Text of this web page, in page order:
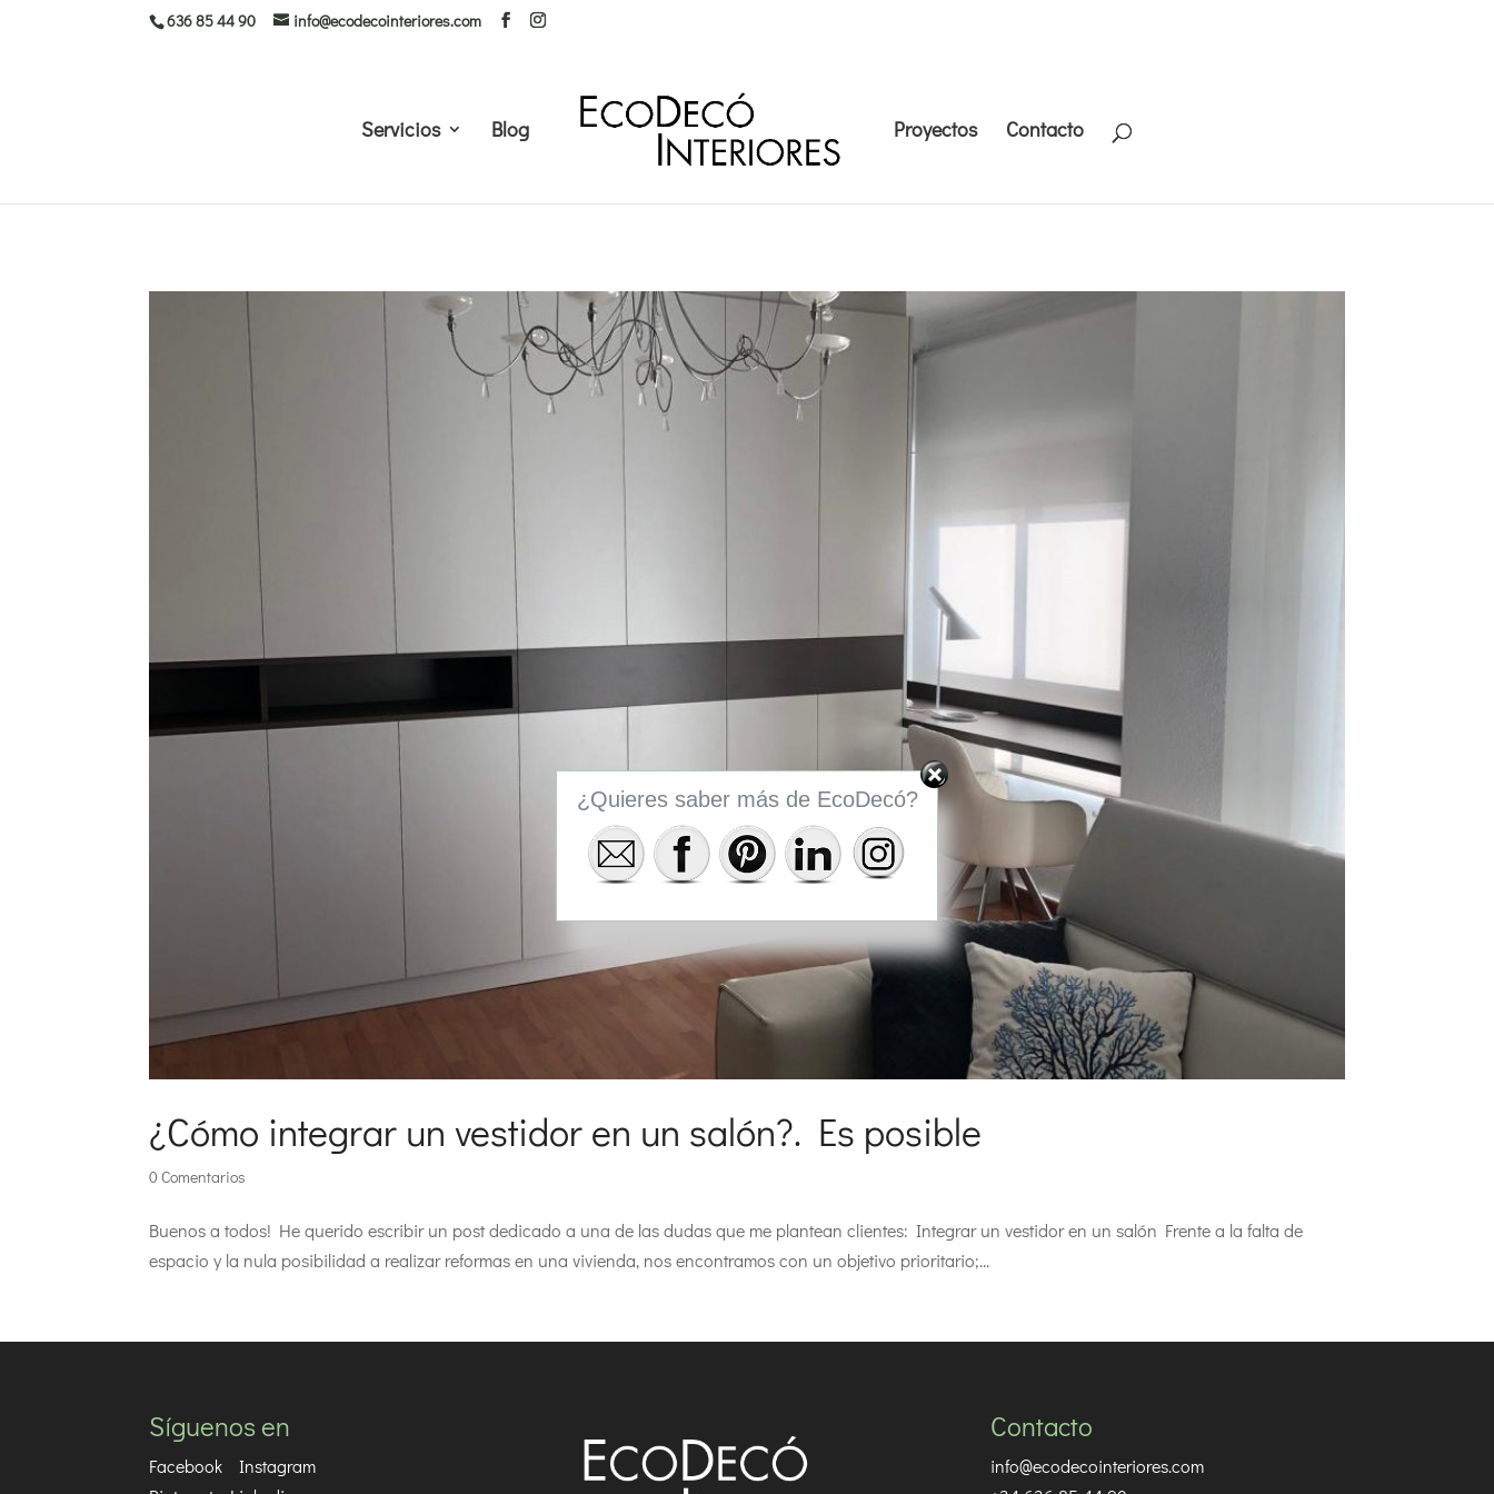
636 85 44 90 info@ecodecointeriores.com
Servicios Blog Proyectos Contacto
¿Cómo integrar un vestidor en un salón?. Es posible
0 Comentarios
Buenos a todos! He querido escribir un post dedicado a una de las dudas que me plantean clientes: Integrar un vestidor en un salón Frente a la falta de
espacio y la nula posibilidad a realizar reformas en una vivienda, nos encontramos con un objetivo prioritario;...
Síguenos en
Facebook
Instagram
Contacto
info@ecodecointeriores.com
¿Quieres saber más de EcoDecó?